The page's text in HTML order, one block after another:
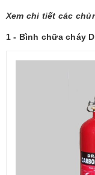
Xem chi tiết các
1 - Bình chữa cháy